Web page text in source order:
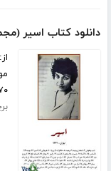
دانلود کتاب اسیر
۷۰